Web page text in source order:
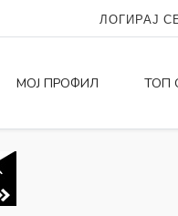
ЛОГИРАЈ
МОЈ ПРОФИЛ ТОП